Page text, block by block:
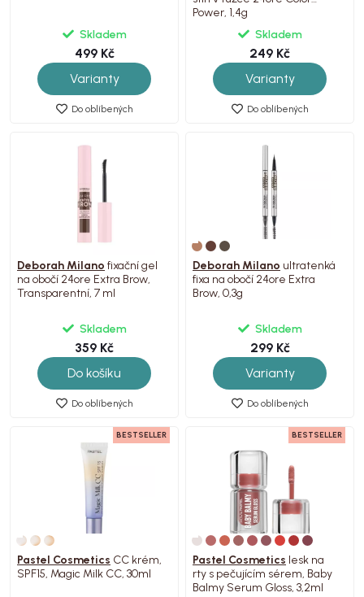
Skladem
499 Kč
Varianty
Do oblíbených
Power, 1,4g
Skladem
249 Kč
Varianty
Do oblíbených
Deborah Milano fixační gel
na obočí 24ore Extra Brow,
Transparentní, 7 ml
Skladem
359 Kč
Do košíku
Do oblíbených
Deborah Milano ultratenká
fixa na obočí 24ore Extra
Brow, 0,3g
Skladem
299 Kč
Varianty
Do oblíbených
BESTSELLER
Pastel Cosmetics CC krém,
SPF15, Magic Milk CC, 30ml
BESTSELLER
Pastel Cosmetics lesk na
rty s pečujícím sérem, Baby
Balmy Serum Gloss, 3,2ml